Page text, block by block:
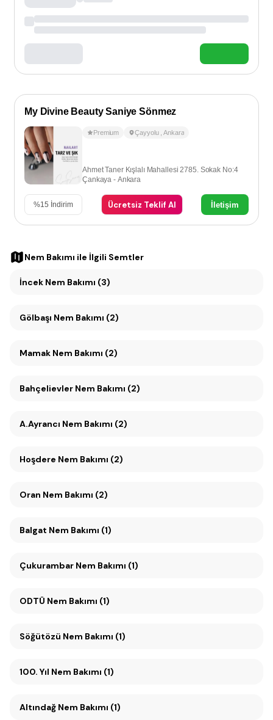
My Divine Beauty Saniye Sönmez
Premium Çayyolu ,Ankara
Ahmet Taner Kışlalı Mahallesi 2785. Sokak No:4
Çankaya - Ankara
%15 İndirim Ücretsiz Teklif Al İletişim
Nem Bakımı ile İlgili Semtler
İncek Nem Bakımı (3)
Gölbaşı Nem Bakımı (2)
Mamak Nem Bakımı (2)
Bahçelievler Nem Bakımı (2)
A.Ayrancı Nem Bakımı (2)
Hoşdere Nem Bakımı (2)
Oran Nem Bakımı (2)
Balgat Nem Bakımı (1)
Çukurambar Nem Bakımı (1)
ODTÜ Nem Bakımı (1)
Söğütözü Nem Bakımı (1)
100. Yıl Nem Bakımı (1)
Altındağ Nem Bakımı (1)